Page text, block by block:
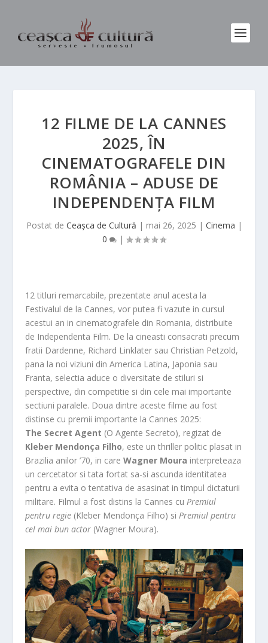
12 FILME DE LA CANNES
2025, ÎN
CINEMATOGRAFELE DIN
ROMÂNIA – ADUSE DE
INDEPENDENȚA FILM
Postat de Ceașca de Cultură | mai 26, 2025 | Cinema |
0
|
12 titluri remarcabile, prezentate anul acesta la
Festivalul de la Cannes, vor putea fi vazute in cursul
acestui an in cinematografele din Romania, distribuite
de Independenta Film. De la cineasti consacrati precum
fratii Dardenne, Richard Linklater sau Christian Petzold,
pana la noi viziuni din America Latina, Japonia sau
Franta, selectia aduce o diversitate de stiluri si
perspective, din competitie si din cele mai importante
sectiuni paralele. Doua dintre aceste filme au fost
distinse cu premii importante la Cannes 2025:
The Secret Agent (O Agente Secreto), regizat de
Kleber Mendonça Filho, este un thriller politic plasat in
Brazilia anilor ’70, in careWagner Moura interpreteaza
un cercetator si tata fortat sa-si ascunda identitatea
pentru a evita o tentativa de asasinat in timpul dictaturii
militare. Filmul a fost distins la Cannes cuPremiul
pentru regie (Kleber Mendonça Filho) siPremiul pentru
cel mai bun actor (Wagner Moura).